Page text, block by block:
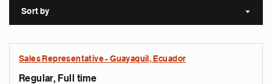
Sort by Sort
Sales Representative - Guayaquil, Ecuador
Regular, Full time